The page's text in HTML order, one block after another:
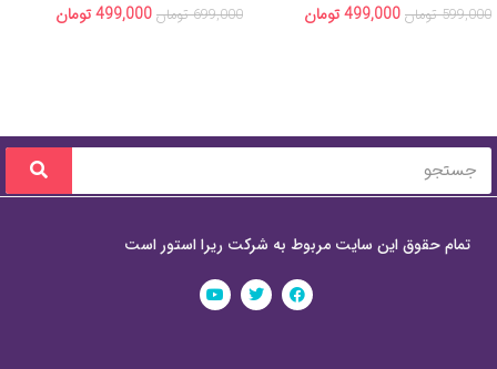
599,000 تومان 499,000تومان 699,000 تومان 499,000تومان
تمام حقوق این سایت مربوط به شرکت ریرا استور است